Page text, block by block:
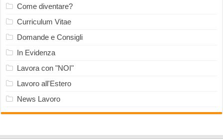
Come diventare?
Curriculum Vitae
Domande e Consigli
In Evidenza
Lavora con "NOI"
Lavoro all'Estero
News Lavoro